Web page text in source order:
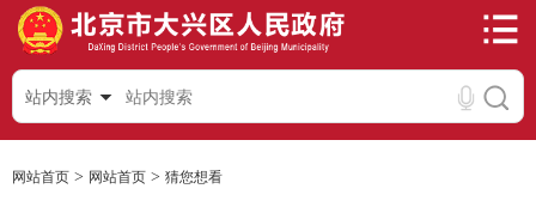
站内搜索
网站首页 > 网站首页 > 猜您想看